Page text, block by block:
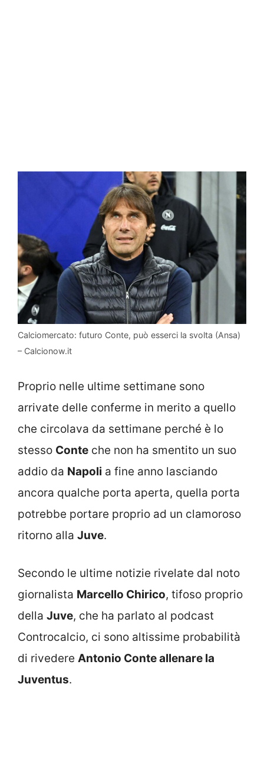
Calciomercato: futuro Conte, può esserci la svolta (Ansa)
– Calcionow.it
Proprio nelle ultime settimane sono
arrivate delle conferme in merito a quello
che circolava da settimane perché è lo
stesso Conte che non ha smentito un suo
addio da Napoli a fine anno lasciando
ancora qualche porta aperta, quella porta
potrebbe portare proprio ad un clamoroso
ritorno alla Juve.
Secondo le ultime notizie rivelate dal noto
giornalista Marcello Chirico, tifoso proprio
della Juve, che ha parlato al podcast
Controcalcio, ci sono altissime probabilità
di rivedere Antonio Conte allenare la
Juventus.